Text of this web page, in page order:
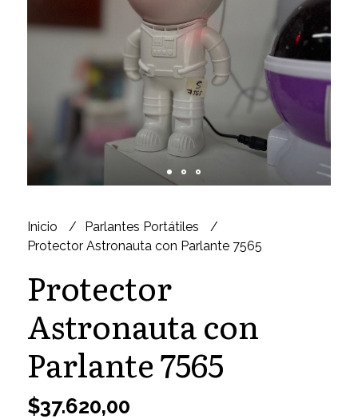
Inicio
Parlantes Portátiles
Protector Astronauta con Parlante 7565
Protector
Astronauta con
Parlante 7565
$37.620,00